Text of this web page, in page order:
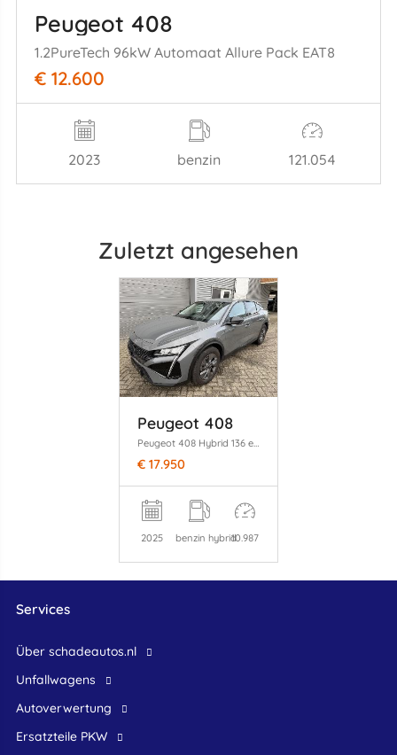
Peugeot 408
1.2PureTech 96kW Automaat Allure Pack EAT8
€ 12.600
2023 benzin 121.054
Zuletzt angesehen
Peugeot 408
Peugeot 408 Hybrid 136 e-DSC6 Allure volledig rijdbaar!
€ 17.950
2025 benzin hybrid10.987
Services
Über schadeautos.nl
Unfallwagens
Autoverwertung
Ersatzteile PKW